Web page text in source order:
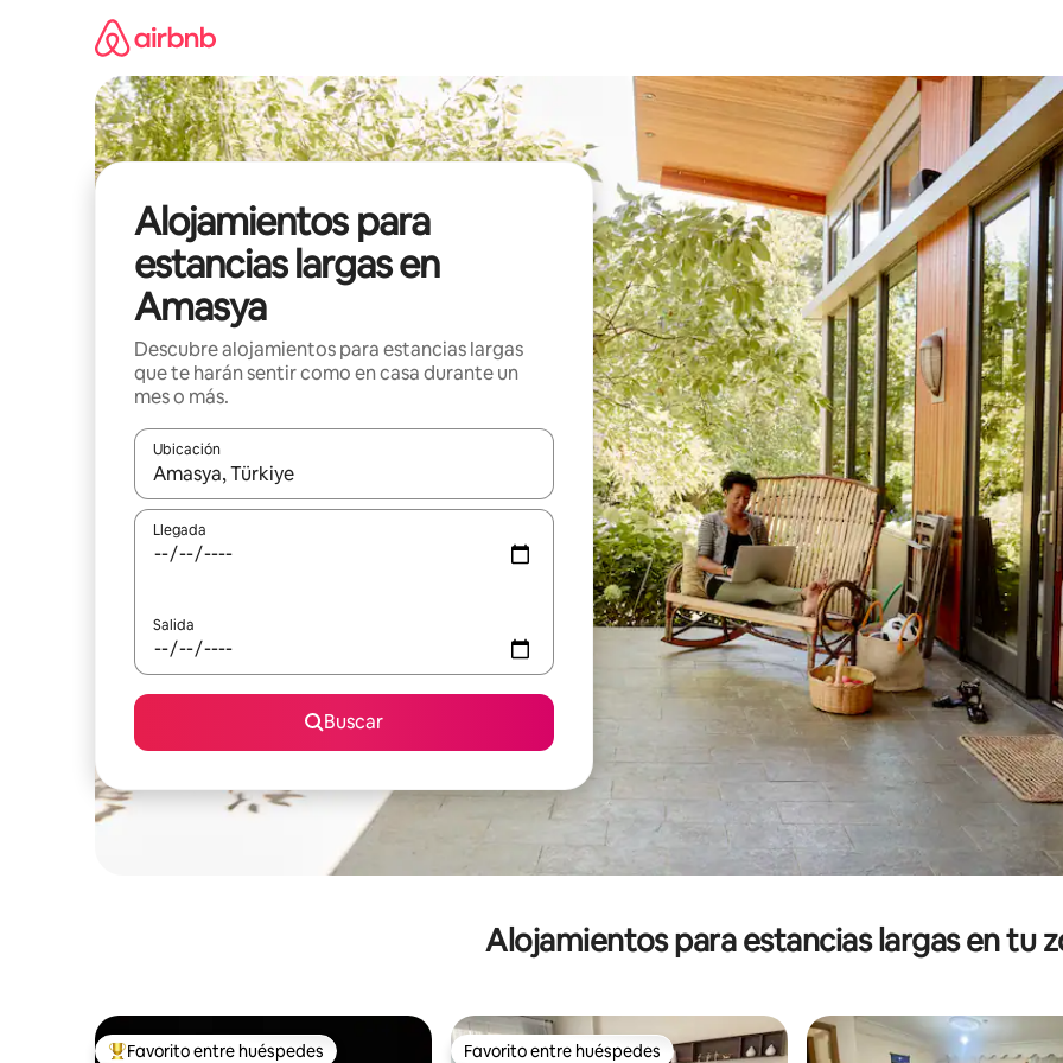
Alojamientos para
estancias largas en
Amasya
Descubre alojamientos para estancias largas
que te harán sentir como en casa durante un
mes o más.
Ubicación
Cuando los resultados estén disponibles, podrás navegar usando las teclas de las flechas hacia arriba y hacia abajo, o
Llegada
Salida
Buscar
Alojamientos para estancias largas en tu
Favorito entre huéspedes Favorito entre huéspedes